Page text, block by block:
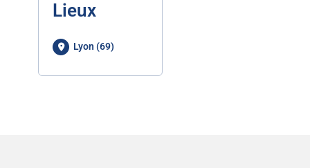
Lieux
Lyon (69)